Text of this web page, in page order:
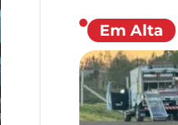
Em Alta